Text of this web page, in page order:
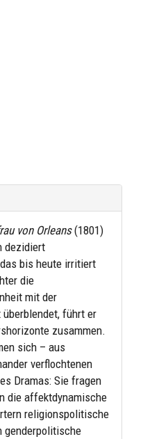
von Orleans(1801)
dezidiert
bis heute irritiert
die
mit der
führt er
zusammen.
sich – aus
verflochtenen
Dramas: Sie fragen
die affektdynamische
religionspolitische
genderpolitische